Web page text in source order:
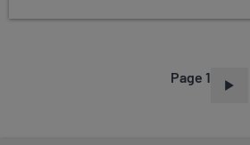
Page 1